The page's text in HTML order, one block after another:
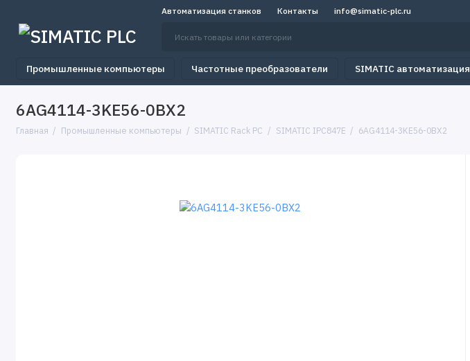
Автоматизация станков Контакты info@simatic-plc.ru
Промышленные компьютеры Частотные преобразователи SIMATIC автоматизация
6AG4114-3KE56-0BX2
Главная Промышленные компьютеры SIMATIC Rack PC SIMATIC IPC847E 6AG4114-3KE56-0BX2